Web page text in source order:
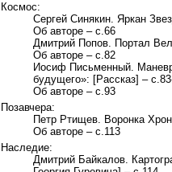
Космос:
Сергей Синякин. Яркан
Об авторе – с.66
Дмитрий Попов. Портал
Об авторе – с.82
Иосиф Письменный.
будущего»: [Рассказ] –
Об авторе – с.93
Позавчера:
Петр Ртищев. Воронка
Об авторе – с.113
Hаследие:
Дмитрий Байкалов.